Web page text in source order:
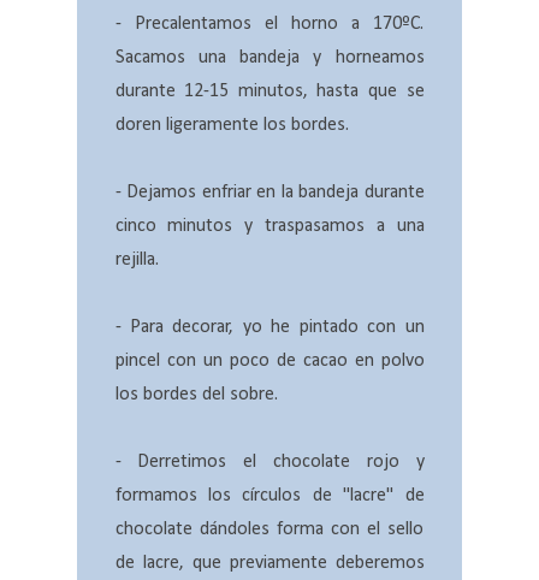
- Precalentamos el horno a 170ºC.
Sacamos una bandeja y horneamos
durante 12-15 minutos, hasta que se
doren ligeramente los bordes.
- Dejamos enfriar en la bandeja durante
cinco minutos y traspasamos a una
rejilla.
- Para decorar, yo he pintado con un
pincel con un poco de cacao en polvo
los bordes del sobre.
- Derretimos el chocolate rojo y
formamos los círculos de "lacre" de
chocolate dándoles forma con el sello
de lacre, que previamente deberemos